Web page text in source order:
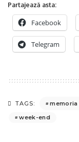
Partajează asta:
Facebook
Telegram
TAGS: memoria
week-end